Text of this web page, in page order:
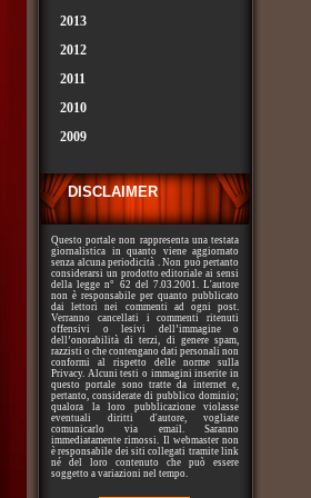
2013
2012
2011
2010
2009
DISCLAIMER
Questo portale non rappresenta una testata
giornalistica in quanto viene aggiornato
senza alcuna periodicità . Non può pertanto
considerarsi un prodotto editoriale ai sensi
della legge n° 62 del 7.03.2001. L'autore
non è responsabile per quanto pubblicato
dai lettori nei commenti ad ogni post.
Verranno cancellati i commenti ritenuti
offensivi o lesivi dell’immagine o
dell’onorabilità di terzi, di genere spam,
razzisti o che contengano dati personali non
conformi al rispetto delle norme sulla
Privacy. Alcuni testi o immagini inserite in
questo portale sono tratte da internet e,
pertanto, considerate di pubblico dominio;
qualora la loro pubblicazione violasse
eventuali diritti d'autore, vogliate
comunicarlo via email. Saranno
immediatamente rimossi. Il webmaster non
è responsabile dei siti collegati tramite link
né del loro contenuto che può essere
soggetto a variazioni nel tempo.